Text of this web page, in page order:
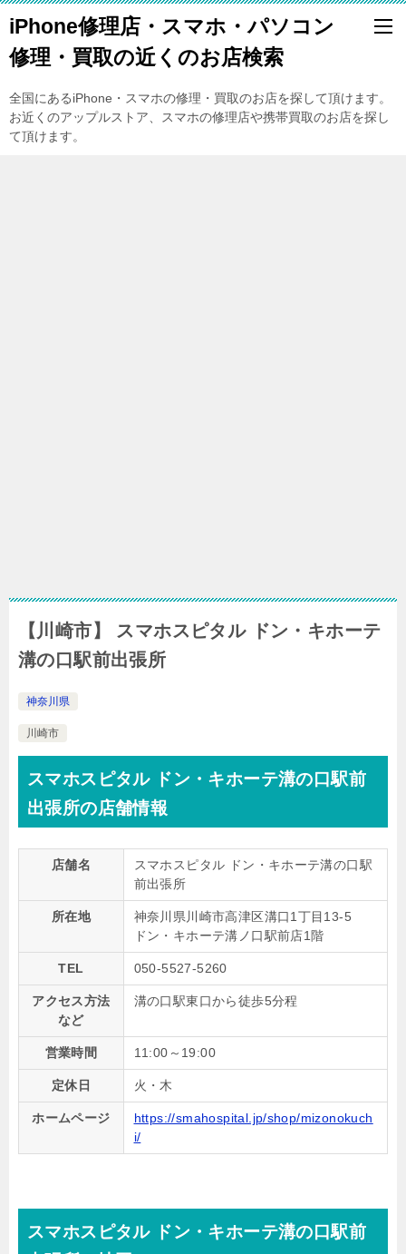
iPhone修理店・スマホ・パソコン
修理・買取の近くのお店検索
全国にあるiPhone・スマホの修理・買取のお店を探して頂けます。
お近くのアップルストア、スマホの修理店や携帯買取のお店を探し
て頂けます。
【川崎市】 スマホスピタル ドン・キホーテ
溝の口駅前出張所
神奈川県
川崎市
スマホスピタル ドン・キホーテ溝の口駅前
出張所の店舗情報
店舗名
スマホスピタル ドン・キホーテ溝の口駅
前出張所
所在地
神奈川県川崎市高津区溝口1丁目13-5
ドン・キホーテ溝ノ口駅前店1階
TEL 050-5527-5260
アクセス方法
など
溝の口駅東口から徒歩5分程
営業時間 11:00～19:00
定休日 火・木
ホームページ
https://smahospital.jp/shop/mizonokuch
i/
スマホスピタル ドン・キホーテ溝の口駅前